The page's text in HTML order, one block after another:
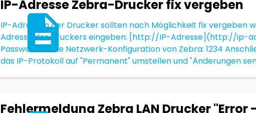
IP-Adresse Zebra-Drucker fix vergeben
IP-Adressen der Drucker sollten nach Möglichkeit fix vergeben
Adresse des Druckers eingeben: [http://IP-Adresse](http://ip-
Passwort für die Netzwerk-Konfiguration von Zebra: 1234
das IP-Protokoll auf "Permanent" umstellen und "Änderungen
Fehlermeldung Zebra LAN Drucker